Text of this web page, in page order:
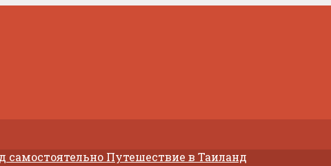
Путешествие в Таиланд